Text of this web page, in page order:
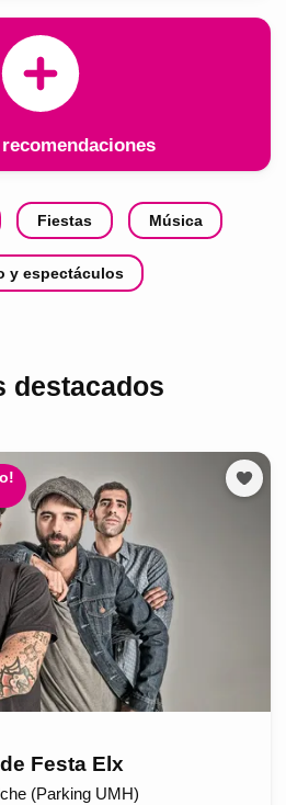
Fiestas Música
y espectáculos
destacados
Festa Elx
(Parking UMH)